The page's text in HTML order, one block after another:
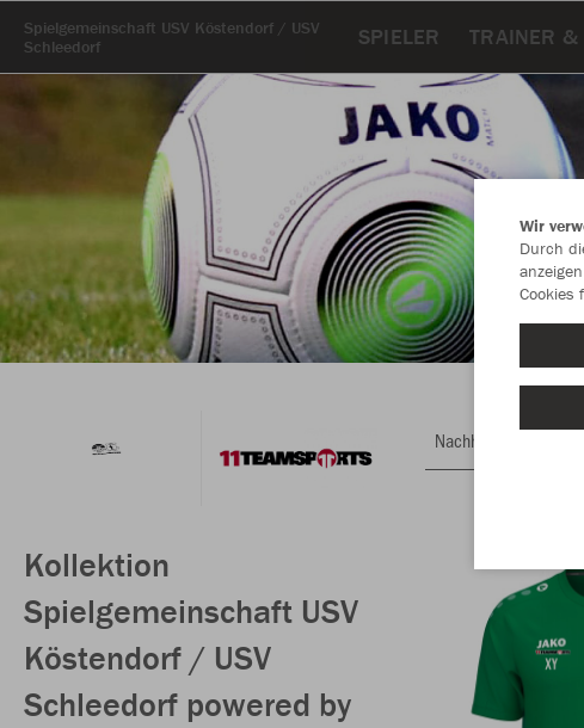
Spielgemeinschaft USV Köstendorf / USV
Schleedorf
SPIELER TRAINER &
Kollektion
Spielgemeinschaft USV
Köstendorf / USV
Schleedorf powered by
Nachhaltig
Wir
Durch
Cookies